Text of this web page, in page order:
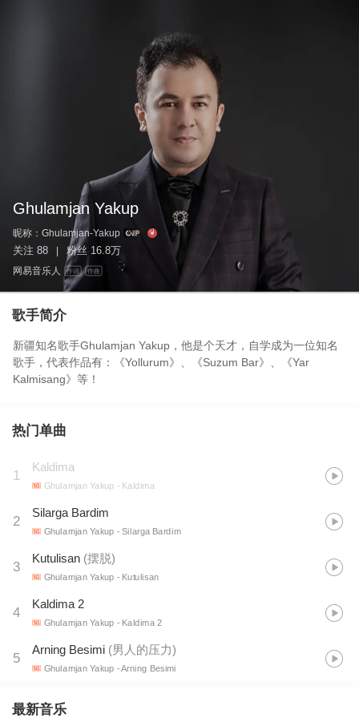
Ghulamjan Yakup
昵称： Ghulamjan-Yakup
关注 88 粉丝 16.8万
网易音乐人 作词 作曲
歌手简介
新疆知名歌手Ghulamjan Yakup，他是个天才，自学成为一位知名
歌手，代表作品有：《Yollurum》、《Suzum Bar》、《Yar
Kalmisang》等！
热门单曲
1
Kaldima
Ghulamjan Yakup - Kaldima
2
Silarga Bardim
Ghulamjan Yakup - Silarga Bardim
3
Kutulisan (摆脱)
Ghulamjan Yakup - Kutulisan
4
Kaldima 2
Ghulamjan Yakup - Kaldima 2
5
Arning Besimi (男人的压力)
Ghulamjan Yakup - Arning Besimi
最新音乐